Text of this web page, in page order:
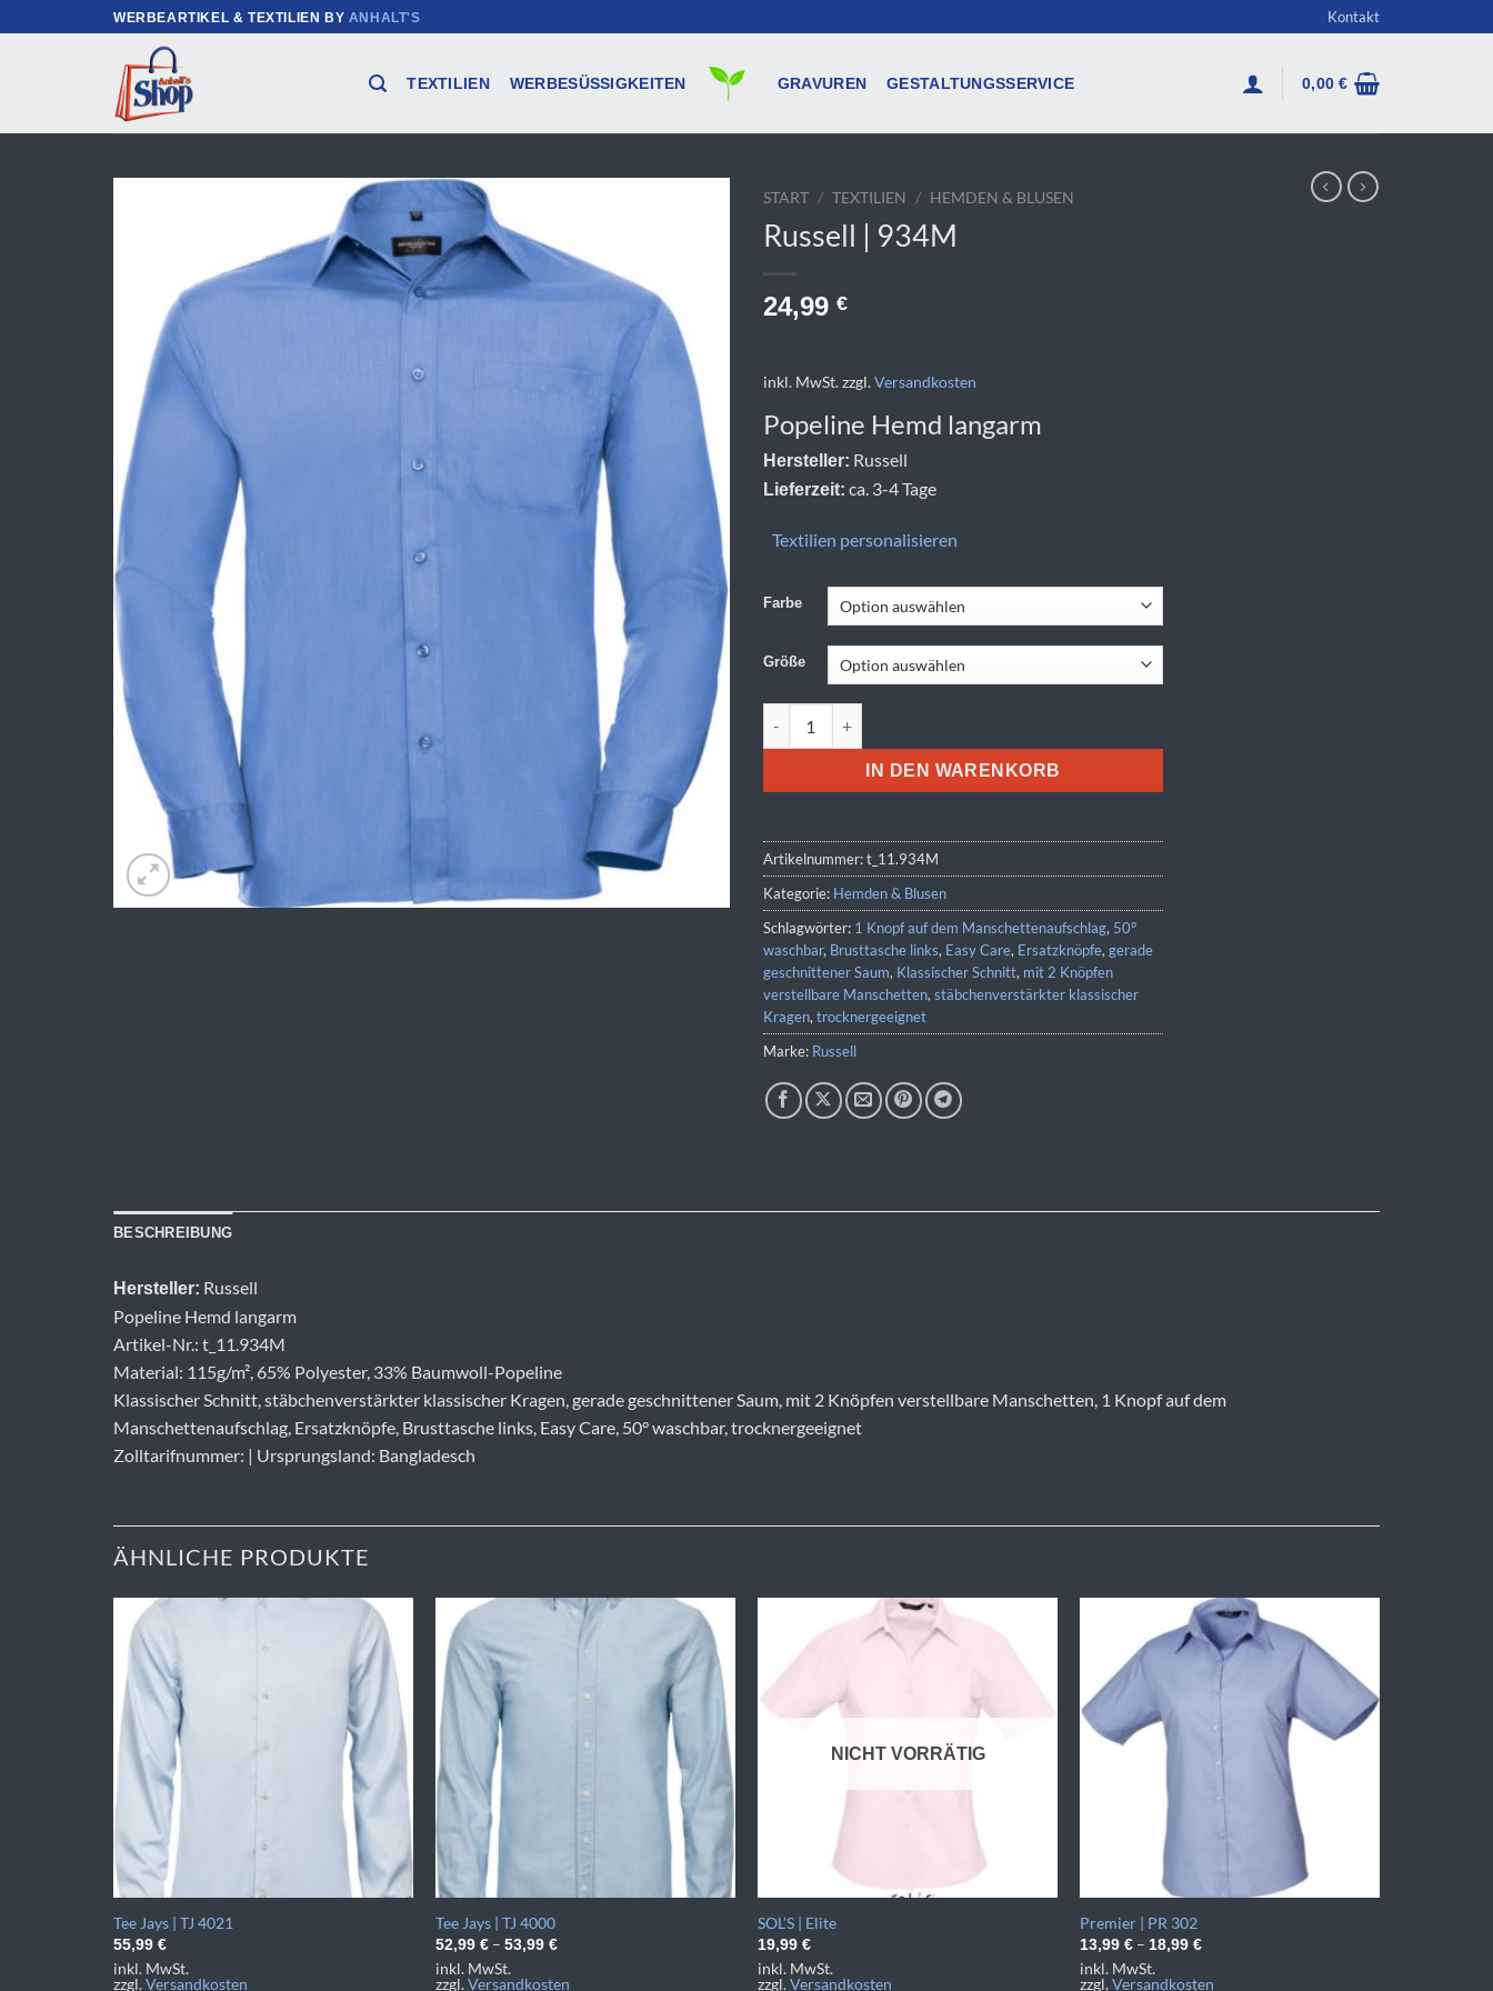
Inhalt
WERBEARTIKEL & TEXTILIEN BY ANHALT'S Kontakt
TEXTILIEN WERBESÜSSIGKEITEN GRAVUREN GESTALTUNGSSERVICE 0,00€
START / TEXTILIEN / HEMDEN & BLUSEN
Russell | 934M
24,99 €
inkl. MwSt.zzgl.Versandkosten
Popeline Hemd langarm
Hersteller: Russell
Lieferzeit: ca. 3-4 Tage
Textilien personalisieren
Farbe
Größe
IN DEN WARENKORB
Artikelnummer:t_11.934M
Kategorie: Hemden & Blusen
Schlagwörter: 1 Knopf auf dem Manschettenaufschlag, 50°
waschbar, Brusttasche links, Easy Care, Ersatzknöpfe,gerade
geschnittener Saum, Klassischer Schnitt, mit 2 Knöpfen
verstellbare Manschetten,stäbchenverstärkter klassischer
Kragen,trocknergeeignet
Marke: Russell
BESCHREIBUNG
Hersteller: Russell
Popeline Hemd langarm
Artikel-Nr.: t_11.934M
Material: 115g/m², 65% Polyester, 33% Baumwoll-Popeline
Klassischer Schnitt, stäbchenverstärkter klassischer Kragen, gerade geschnittener Saum, mit 2 Knöpfen verstellbare Manschetten, 1 Knopf auf dem
Manschettenaufschlag, Ersatzknöpfe, Brusttasche links, Easy Care, 50° waschbar, trocknergeeignet
Zolltarifnummer: | Ursprungsland: Bangladesch
ÄHNLICHE PRODUKTE
Tee Jays | TJ 4021
55,99 €
inkl. MwSt.
zzgl.Versandkosten
Tee Jays | TJ 4000
52,99 €– 53,99 €
inkl. MwSt.
zzgl.Versandkosten
NICHT VORRÄTIG
SOL’S | Elite
19,99 €
inkl. MwSt.
zzgl.Versandkosten
Premier | PR 302
13,99 €– 18,99 €
inkl. MwSt.
zzgl.Versandkosten